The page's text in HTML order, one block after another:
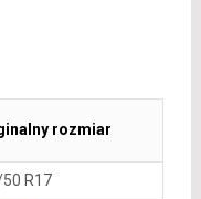
rozmiar
R17